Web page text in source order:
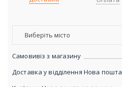
Виберіть місто
Самовивіз з магазину
Доставка у відділення Нова пошта